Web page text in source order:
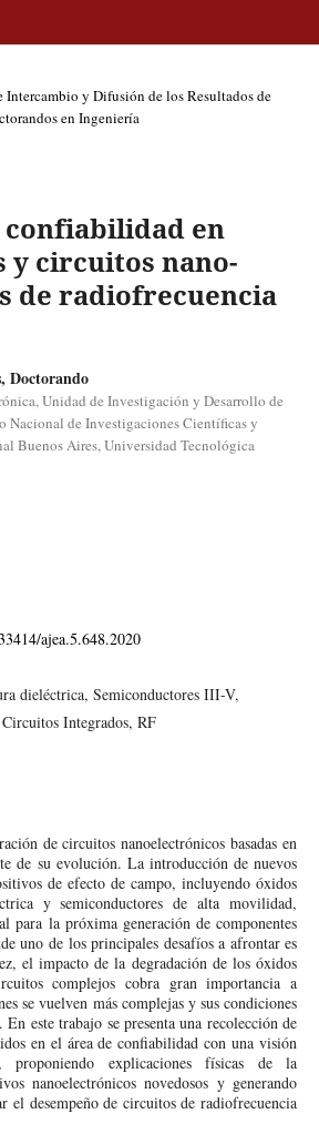
Intercambio y Difusión de los Resultados de
en Ingeniería
confiabilidad en
y circuitos nano-
de radiofrecuencia
Doctorando
Unidad de Investigación y Desarrollo de
Nacional de Investigaciones Científicas y
Buenos Aires, Universidad Tecnológica
ajea.5.648.2020
dieléctrica, Semiconductores III-V,
Integrados, RF
de circuitos nanoelectrónicos basadas en
de su evolución. La introducción de nuevos
de efecto de campo, incluyendo óxidos
y semiconductores de alta movilidad,
para la próxima generación de componentes
uno de los principales desafíos a afrontar es
el impacto de la degradación de los óxidos
complejos cobra gran importancia a
se vuelven más complejas y sus condiciones
En este trabajo se presenta una recolección de
en el área de confiabilidad con una visión
proponiendo explicaciones físicas de la
nanoelectrónicos novedosos y generando
el desempeño de circuitos de radiofrecuencia